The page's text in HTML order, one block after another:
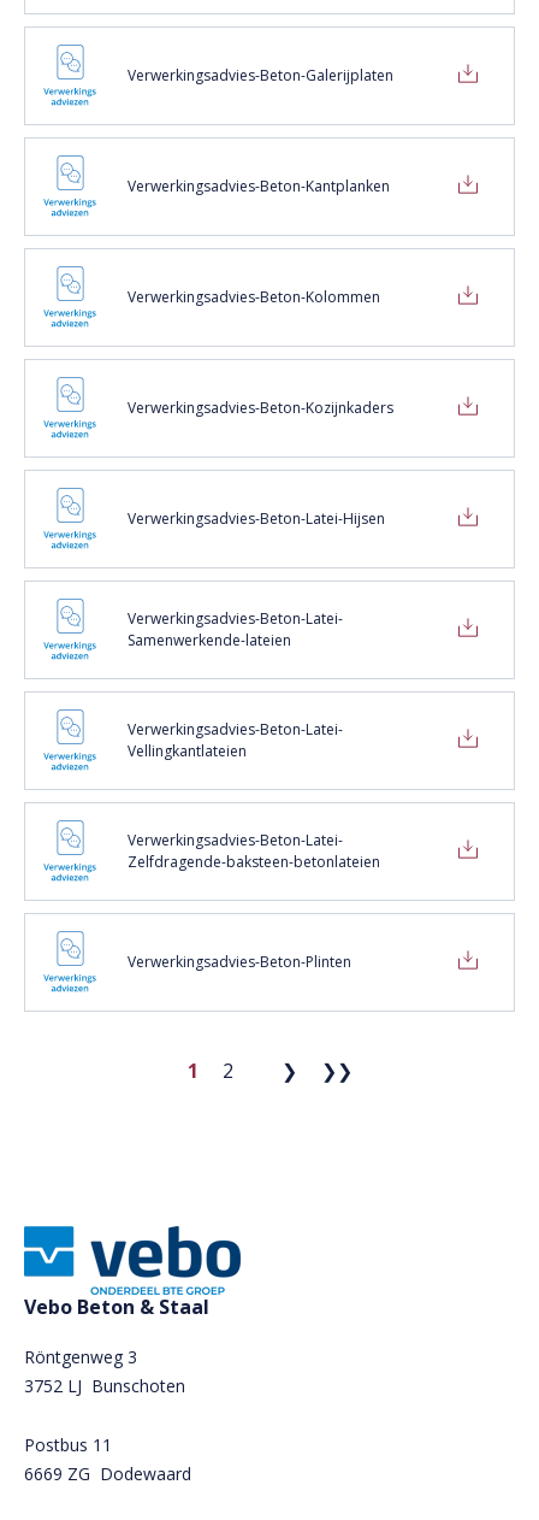
Verwerkingsadvies-Beton-Galerijplaten
Verwerkingsadvies-Beton-Kantplanken
Verwerkingsadvies-Beton-Kolommen
Verwerkingsadvies-Beton-Kozijnkaders
Verwerkingsadvies-Beton-Latei-Hijsen
Verwerkingsadvies-Beton-Latei-
Samenwerkende-lateien
Verwerkingsadvies-Beton-Latei-
Vellingkantlateien
Verwerkingsadvies-Beton-Latei-
Zelfdragende-baksteen-betonlateien
Verwerkingsadvies-Beton-Plinten
1 2 ❯ ❯❯
Vebo Beton & Staal
Röntgenweg 3
3752 LJ Bunschoten
Postbus 11
6669 ZG Dodewaard